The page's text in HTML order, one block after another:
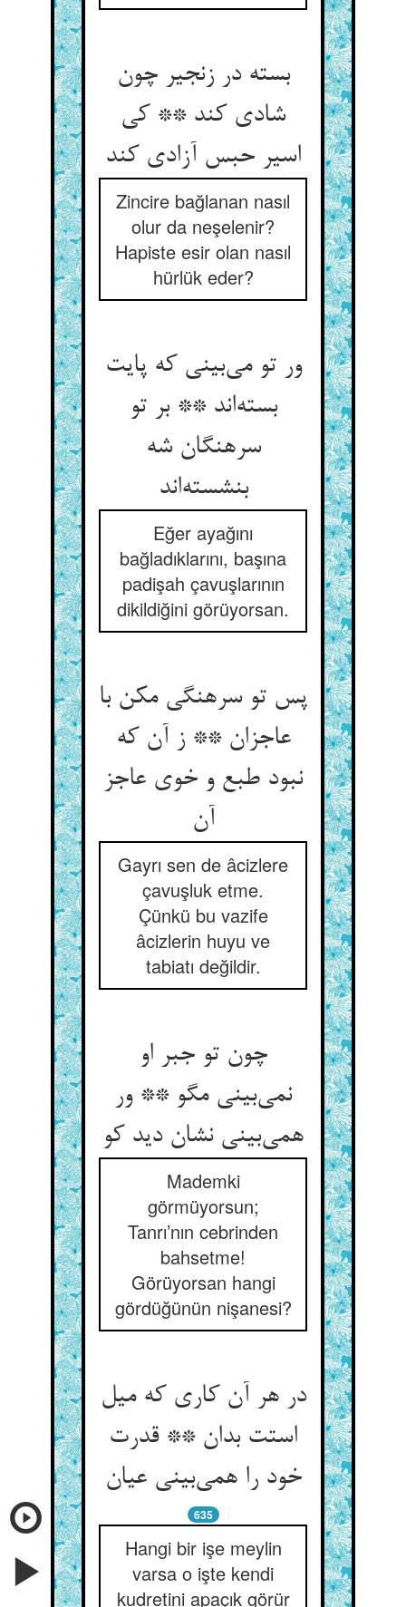
بسته در زنجیر چون
شادی کند ** کی
اسیر حبس آزادی کند
Zincire bağlanan nasıl
olur da neşelenir?
Hapiste esir olan nasıl
hürlük eder?
ور تو می‌‌بینی که پایت
بسته‌‌اند ** بر تو
سرهنگان شه
بنشسته‌‌اند
Eğer ayağını
bağladıklarını, başına
padişah çavuşlarının
dikildiğini görüyorsan.
پس تو سرهنگی مکن با
عاجزان ** ز آن که
نبود طبع و خوی عاجز
Gayrı sen de âcizlere
çavuşluk etme.
Çünkü bu vazife
âcizlerin huyu ve
tabiatı değildir.
چون تو جبر او
نمی‌‌بینی مگو ** ور
همی‌‌بینی نشان دید کو
Mademki
görmüyorsun;
Tanrı’nın cebrinden
bahsetme!
Görüyorsan hangi
gördüğünün nişanesi?
در هر آن کاری که میل
استت بدان ** قدرت
خود را همی‌‌بینی عیان‌‌
635
Hangi bir işe meylin
varsa o işte kendi
kudretini apaçık görür